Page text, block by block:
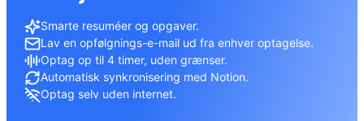
Smarte resuméer og opgaver.
Lav en opfølgnings-e-mail ud fra enhver optagelse.
Optag op til 4 timer, uden grænser.
Automatisk synkronisering med Notion.
Optag selv uden internet.